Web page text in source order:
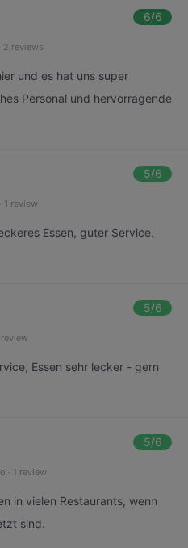
6/6
2 reviews
und es hat uns super
Personal und hervorragende
5/6
· 1 review
Essen, guter Service,
5/6
review
Essen sehr lecker - gern
5/6
· 1 review
in vielen Restaurants, wenn
sind.